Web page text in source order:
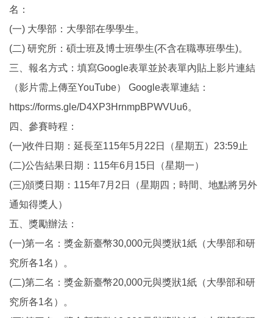
名：
(一) 大學部：大學部在學學生。
(二) 研究所：碩士班及博士班學生(不含在職專班學生)。
三、報名方式：填寫Google表單並於表單內貼上影片連結
（影片需上傳至YouTube） Google表單連結：
https://forms.gle/D4XP3HrnmpBPWVUu6。
四、參賽時程：
(一)收件日期：延長至115年5月22日（星期五）23:59止
(二)公告結果日期：115年6月15日（星期一）
(三)頒獎日期：115年7月2日（星期四；時間、地點將另外
通知得獎人）
五、獎勵辦法：
(一)第一名：獎金新臺幣30,000元與獎狀1紙（大學部和研
究所各1名）。
(二)第二名：獎金新臺幣20,000元與獎狀1紙（大學部和研
究所各1名）。